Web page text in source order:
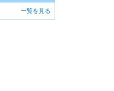
一覧を見る